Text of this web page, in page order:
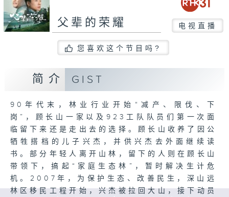
父辈的荣耀 电视直播
您喜欢这个节目吗?
简介 GIST
90年代末，林业行业开始“减产、限伐、下
岗”，顾长山一家以及923工队队员们第一次面
临留下来还是走出去的选择。顾长山收养了因公
牺牲搭档的儿子兴杰，并供兴杰去外面继续读
书。部分年轻人离开山林，留下的人则在顾长山
带领下，搞起“家庭生态林”，暂时解决生计危
机。2007年，为保护生态、改善民生，深山远
林区移民工程开始，兴杰被拉回大山，接下动员